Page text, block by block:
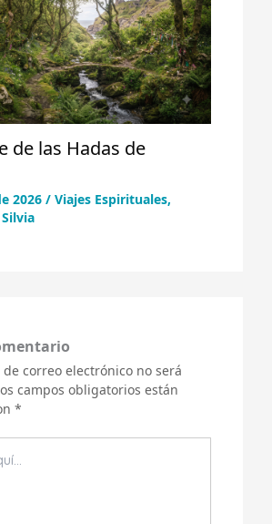
de las Hadas de
2026 / Viajes Espirituales,
Silvia
correo electrónico no será
campos obligatorios están
*